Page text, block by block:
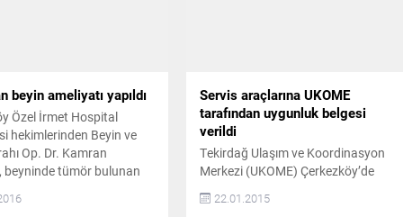
beyin ameliyatı yapıldı
Özel İrmet Hospital
hekimlerinden Beyin ve
Op. Dr. Kamran
beyninde tümör bulunan
Servis araçlarına UKOME
tarafından uygunluk belgesi
verildi
Tekirdağ Ulaşım ve Koordinasyon
Merkezi (UKOME) Çerkezköy’de
faaliyet gösteren S, J ve T plakalı
araçlara uygunluk belgesi verdi.
22.01.2015